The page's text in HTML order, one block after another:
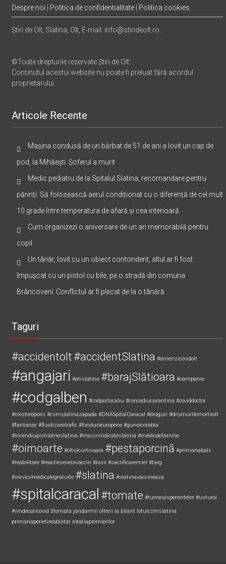
Despre noi Politica de confidentialitate Politica cookies
Știri de Olt, Slatina, Olt, E-mail: info@stirideolt.ro.
©Toate drepturile rezervate Știri de Olt.
Conținutul acestui website nu poate fi preluat fără acordul
proprietarului.
Articole Recente
Mașina condusă de un bărbat de 51 de ani a lovit un cap de
pod, la Mihăești. Șoferul a murit
Medic pediatru de la Spitalul Slatina, recomandare pentru
părinți: Să folosească aerul condiționat cu o diferență de cel mult
10 grade între temperatura de afară și cea interioară
Cum organizezi o aniversare de un an memorabilă pentru
copil
Un tânăr, lovit cu un obiect contondent, altul ar fi fost
împușcat cu un pistol cu bile, pe o stradă din comuna
Brâncoveni. Conflictul ar fi plecat de la o tânără
Taguri
#accidentolt #accidentSlatina #amenzicovidolt
#angajari #atislatina #barajSlătioara #campanie
#codgalben #codportocaliu #concediucarantina #coviddoctor
#crestereporci #csmslatinazapada #DNASpitalCaracal #droguri #drumurilemortiiolt
#fantanar #fluidizaretrafic #fondurieuropene #gunoicorabia
#incendiupsihiatrieslatina #masiniridicateslatina #medicdefamilie
#oimoarte #oltulcurtisoara #pestaporcină #primariabals
#reabilitare #reactieseveravaccin #rosii #sacrificaremiel #targ
#serviciimedicalegratuite #slatina #slatinavaccineaza
#spitalcaracal #tomate #turneulsperantelor #usturoi
#vindecaricovid 3tomata jandarmii olteni la bilant lotulcsmslatina
primariaperietireabilitat rotatiapremierilor